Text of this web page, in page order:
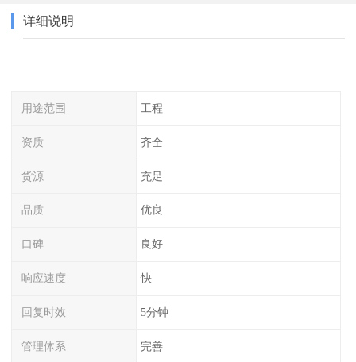
详细说明
用途范围 工程
资质 齐全
货源 充足
品质 优良
口碑 良好
响应速度 快
回复时效 5分钟
管理体系 完善